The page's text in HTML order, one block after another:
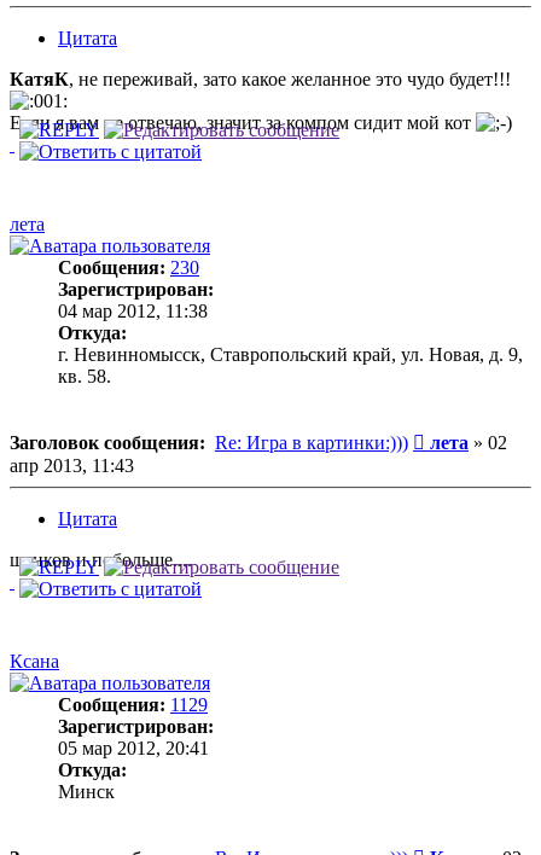
Цитата
КатяК, не переживай, зато какое желанное это чудо будет!!!
Если я вам не отвечаю, значит за компом сидит мой кот
лета
Сообщения: 230
Зарегистрирован:
04 мар 2012, 11:38
Откуда:
г. Невинномысск, Ставропольский край, ул. Новая, д. 9,
кв. 58.
Заголовок сообщения: Re: Игра в картинки:))) Сообщение
лета » 02
апр 2013, 11:43
Цитата
щенков и побольше....
Ксана
Сообщения: 1129
Зарегистрирован:
05 мар 2012, 20:41
Откуда:
Минск